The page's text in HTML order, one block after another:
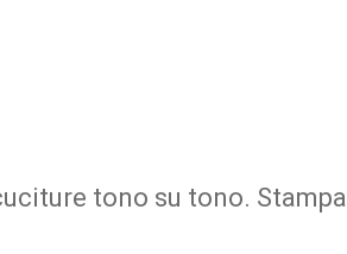
tono su tono. Stampa